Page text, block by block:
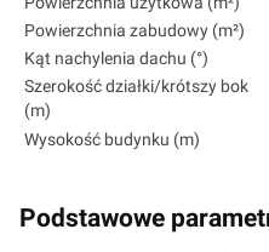
Powierzchnia zabudowy (m²)
Kąt nachylenia dachu (°)
Szerokość działki/krótszy bok
(m)
Wysokość budynku (m)
Podstawowe